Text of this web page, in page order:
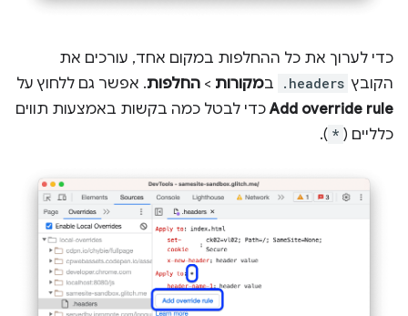
כדי לערוך את כל ההחלפות במקום אחד, עורכים את
הקובץ .headers במקורות > החלפות. אפשר גם ללחוץ על
Add override ruleכדי לבטל כמה בקשות באמצעות תווים
כלליים ( *
).